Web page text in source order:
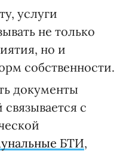
услуги
не только
но и
собственности.
документы
с
БТИ,